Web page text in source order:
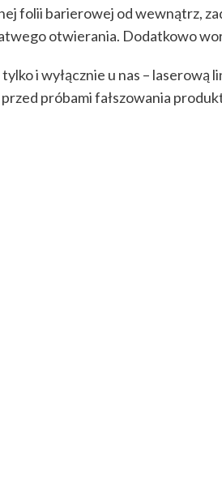
folii barierowej od wewnątrz,
otwierania. Dodatkowo
i wyłącznie u nas – laserową
próbami fałszowania